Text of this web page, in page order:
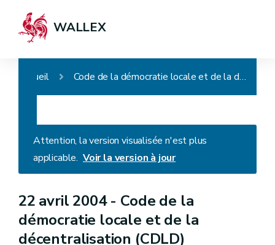
WALLEX
Accueil Code de la démocratie locale et de la décentralisation (CDLD)
Attention, la version visualisée n'est plus
applicable. Voir la version à jour
22 avril 2004 - Code de la
démocratie locale et de la
décentralisation (CDLD)